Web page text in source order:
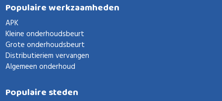
Populaire werkzaamheden
APK
Kleine onderhoudsbeurt
Grote onderhoudsbeurt
Distributieriem vervangen
Algemeen onderhoud
Populaire steden